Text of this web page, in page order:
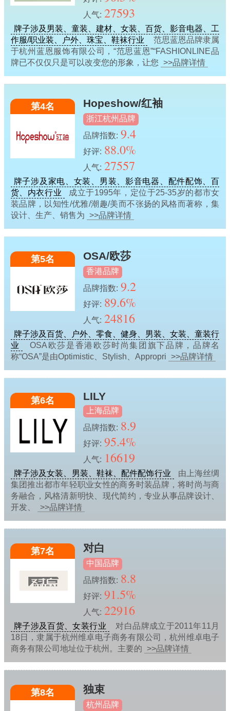
人气: 27593
牌子涉及男装、童装、建材、女装、百货、影音电器、工
作服/职业装、户外、珠宝、鞋袜行业
范思蓝恩品牌隶属
于杭州蓝恩服饰有限公司，“范思蓝恩”“FASHIONLINE品
牌已不仅仅只是可以改变您的形象，让您 >>品牌详情
第4名 Hopeshow/红袖
浙江杭州品牌
品牌指数: 9.4
好评: 88.0%
人气: 27557
牌子涉及家电、女装、男装、影音电器、配件配饰、百
货、内衣行业
成立于1995年，定位于25-35岁的都市女
装品牌，以知性/优雅/潮趣/美而不张扬的风格而著称，集
设计、生产、销售为 >>品牌详情
第5名 OSA/欧莎
香港品牌
品牌指数: 9.2
好评: 89.6%
人气: 24816
牌子涉及百货、户外、零食、健身、男装、女装、童装行
业
OSA欧莎是香港欧莎时尚集团旗下品牌，品牌名
称“OSA”是由Optimistic、Stylish、Appropri >>品牌详情
第6名 LILY
上海品牌
品牌指数: 8.9
好评: 95.4%
人气: 16619
牌子涉及女装、男装、鞋袜、配件配饰行业
由上海丝绸
集团推出都市年轻职业女性的商务时装品牌，将时尚与商
务融合，风格清新明快、现代简约，专业从事品牌设计、
开发、
>>品牌详情
第7名 对白
中国品牌
品牌指数: 8.8
好评: 91.5%
人气: 22916
牌子涉及百货、女装行业
对白品牌成立于2011年11月
18日，隶属于杭州维卓电子商务有限公司，杭州维卓电子
商务有限公司地址位于杭州。主要的
>>品牌详情
第8名 独束
杭州品牌